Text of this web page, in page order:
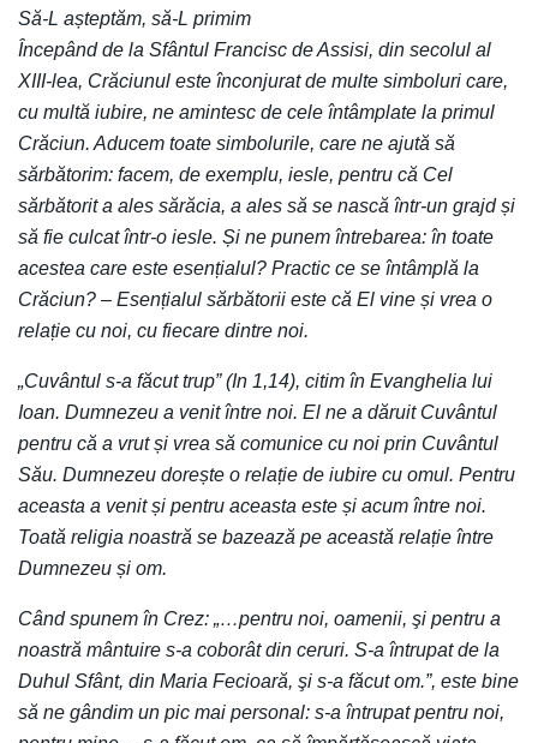
Să-L așteptăm, să-L primim
Începând de la Sfântul Francisc de Assisi, din secolul al
XIII-lea, Crăciunul este înconjurat de multe simboluri care,
cu multă iubire, ne amintesc de cele întâmplate la primul
Crăciun. Aducem toate simbolurile, care ne ajută să
sărbătorim: facem, de exemplu, iesle, pentru că Cel
sărbătorit a ales sărăcia, a ales să se nască într-un grajd și
să fie culcat într-o iesle. Și ne punem întrebarea: în toate
acestea care este esențialul? Practic ce se întâmplă la
Crăciun? – Esențialul sărbătorii este că El vine și vrea o
relație cu noi, cu fiecare dintre noi.
„Cuvântul s-a făcut trup” (In 1,14), citim în Evanghelia lui
Ioan. Dumnezeu a venit între noi. El ne a dăruit Cuvântul
pentru că a vrut și vrea să comunice cu noi prin Cuvântul
Său. Dumnezeu dorește o relație de iubire cu omul. Pentru
aceasta a venit și pentru aceasta este și acum între noi.
Toată religia noastră se bazează pe această relație între
Dumnezeu și om.
Când spunem în Crez: „…pentru noi, oamenii, şi pentru a
noastră mântuire s-a coborât din ceruri. S-a întrupat de la
Duhul Sfânt, din Maria Fecioară, şi s-a făcut om.”, este bine
să ne gândim un pic mai personal: s-a întrupat pentru noi,